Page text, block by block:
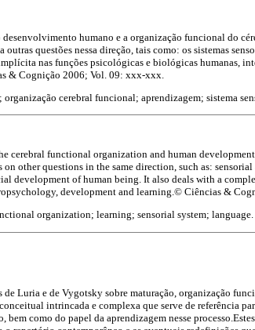
humano e a organização funcional do
questões nessa direção, tais como: os sistemas
nas funções psicológicas e biológicas humanas,
& Cognição 2006; Vol. 09: xxx-xxx.
cerebral funcional; aprendizagem; sistema
cerebral functional organization and human
other questions in the same direction, such as:
development of human being. It also deals with a
development and learning.© Ciências &
organization; learning; sensorial system; language.
Luria e de Vygotsky sobre maturação, organização
intrincada e complexa que serve de referência
como do papel da aprendizagem nesse